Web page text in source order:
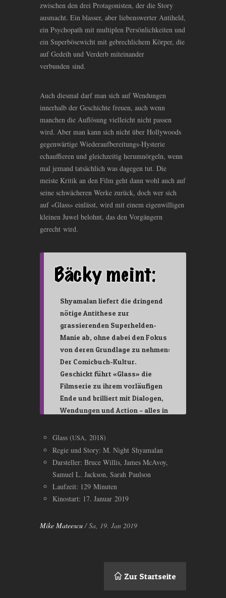
zwischen den drei Protagonisten, der die Story
ausmacht. Ein blasser, aber liebenswerter Antiheld,
ein Psychopath mit multiplen Persönlichkeiten und
ein Superbösewicht mit gebrechlichem Körper, die
auf Gedeih und Verderb miteinander
verbunden sind.
Auch diesmal darf man sich auf Wendungen
innerhalb der Geschichte freuen, auch wenn
manchen die Auflösung vielleicht nicht passen
wird. Aber man kann sich nicht über Hollywoods
gegenwärtige Wiederaufbereitungs-Hysterie
echauffieren und gleichzeitig herumnörgeln, wenn
mal jemand tatsächlich was dagegen tut. Die
meiste Kritik an den Film geht dann wohl auch auf
seine schwächeren Werke zurück, doch wer sich
auf «Glass» einlässt, wird mit einem eigenwilligen
kleinen Juwel belohnt, das den Vorgängern
gerecht wird.
Shyamalan liefert die dringend
nötige Antithese zur
grassierenden Superhelden-
Manie ab, ohne dabei den Fokus
von deren Grundlage zu nehmen:
Der Comicbuch-Kultur.
Geschickt führt «Glass» die
Filmserie zu ihrem vorläufigen
Ende und brilliert mit Dialogen,
Wendungen und Action – alles in
McAvoys grandiose
Performance ist das
Kinoticket wert.
Glass (USA, 2018)
Regie und Story: M. Night Shyamalan
Darsteller: Bruce Willis, James McAvoy,
Samuel L. Jackson, Sarah Paulson
Laufzeit: 129 Minuten
Kinostart: 17. Januar 2019
Mike Mateescu/ Sa, 19. Jan 2019
Zur Startseite